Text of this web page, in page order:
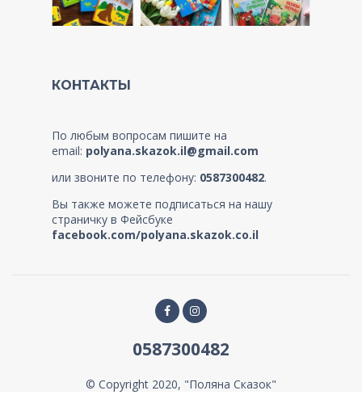
КОНТАКТЫ
По любым вопросам пишите на
email: polyana.skazok.il@gmail.com
или звоните по телефону: 0587300482.
Вы также можете подписаться на нашу
страничку в Фейсбуке
facebook.com/polyana.skazok.co.il
0587300482
© Copyright 2020, "Поляна Сказок"